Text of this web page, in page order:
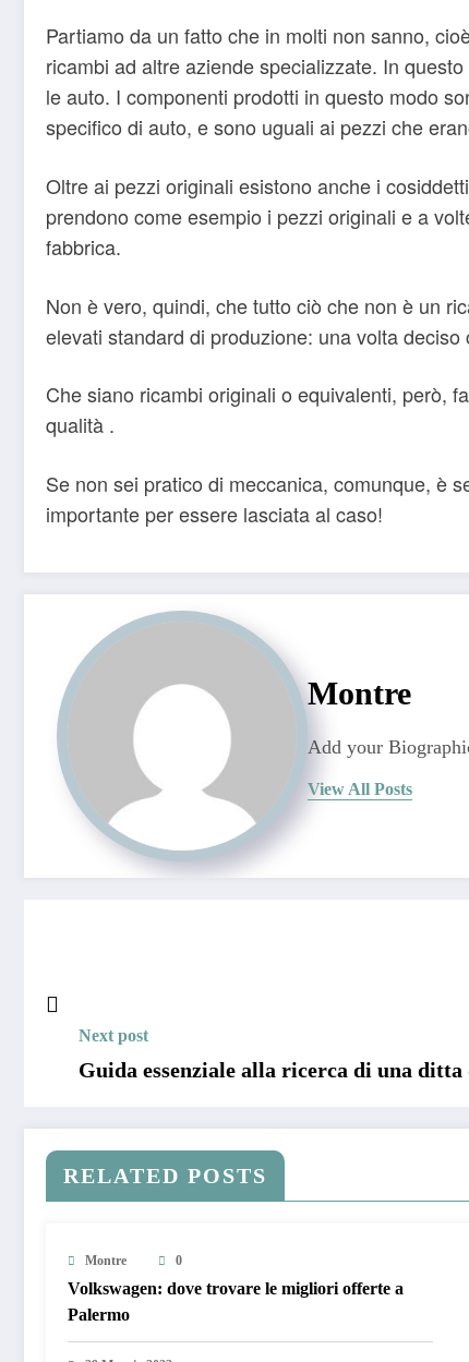
Partiamo da un fatto che in molti non sanno,
ricambi ad altre aziende specializzate. In
le auto. I componenti prodotti in questo modo
specifico di auto, e sono uguali ai pezzi che
Oltre ai pezzi originali esistono anche i
prendono come esempio i pezzi originali e a
fabbrica.
Non è vero, quindi, che tutto ciò che non è un
elevati standard di produzione: una volta
Che siano ricambi originali o equivalenti, però,
qualità .
Se non sei pratico di meccanica, comunque, è
importante per essere lasciata al caso!
Montre
Add your
View All Posts
Next post
Guida essenziale alla ricerca di una
RELATED POSTS
Montre 0
Volkswagen: dove trovare le migliori offerte a
Palermo